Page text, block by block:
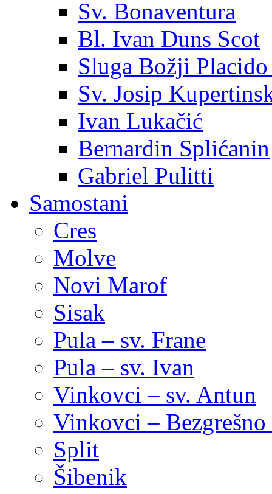
Sv. Bonaventura
Bl. Ivan Duns Scot
Sluga Božji Placido
Sv. Josip
Ivan Lukačić
Bernardin Splićanin
Gabriel Pulitti
Samostani
Cres
Molve
Novi Marof
Sisak
Pula – sv. Frane
Pula – sv. Ivan
Vinkovci – sv. Antun
Vinkovci –
Split
Šibenik